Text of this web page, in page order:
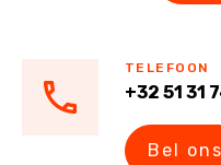
TELEFOON
+32 51 31
Bel ons